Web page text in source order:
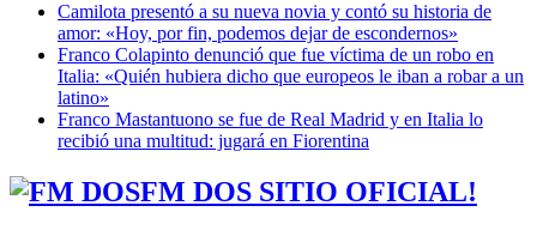
Camilota presentó a su nueva novia y contó su historia de
amor: «Hoy, por fin, podemos dejar de escondernos»
Franco Colapinto denunció que fue víctima de un robo en
Italia: «Quién hubiera dicho que europeos le iban a robar a un
latino»
Franco Mastantuono se fue de Real Madrid y en Italia lo
recibió una multitud: jugará en Fiorentina
FM DOS SITIO OFICIAL!